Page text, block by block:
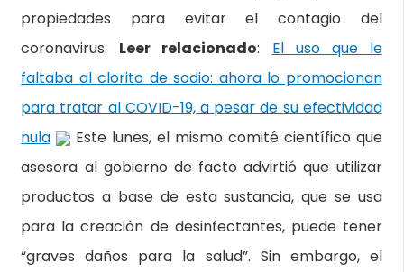
propiedades para evitar el contagio del
coronavirus. Leer relacionado: El uso que le
faltaba al clorito de sodio: ahora lo promocionan
para tratar al COVID-19, a pesar de su efectividad
nula
Este lunes, el mismo comité científico que
asesora al gobierno de facto advirtió que utilizar
productos a base de esta sustancia, que se usa
para la creación de desinfectantes, puede tener
“graves daños para la salud”. Sin embargo, el